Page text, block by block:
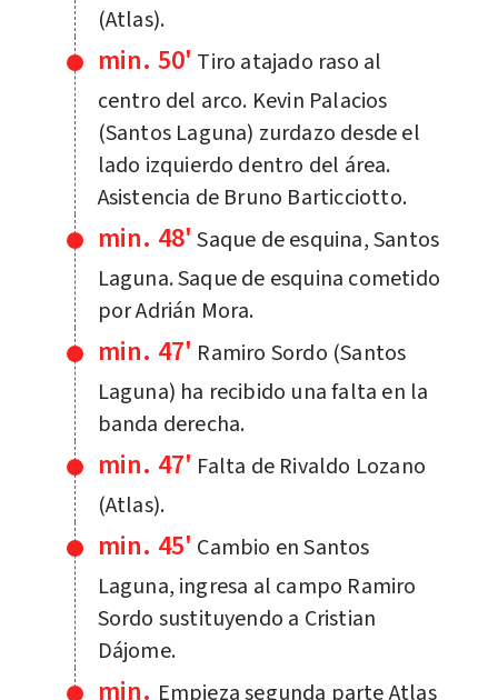
(Atlas).
min. 50' Tiro atajado raso al
centro del arco. Kevin Palacios
(Santos Laguna) zurdazo desde el
lado izquierdo dentro del área.
Asistencia de Bruno Barticciotto.
min. 48' Saque de esquina, Santos
Laguna. Saque de esquina cometido
por Adrián Mora.
min. 47' Ramiro Sordo (Santos
Laguna) ha recibido una falta en la
banda derecha.
min. 47' Falta de Rivaldo Lozano
(Atlas).
min. 45' Cambio en Santos
Laguna, ingresa al campo Ramiro
Sordo sustituyendo a Cristian
Dájome.
min. Empieza segunda parte Atlas